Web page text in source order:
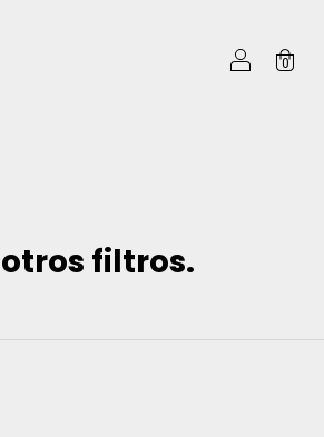
0
filtros.